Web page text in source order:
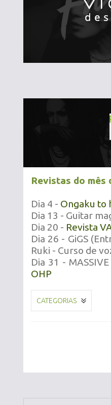
Revistas do mês
Dia 4 - Ongaku to
Dia 13 - Guitar
Dia 20 - Revista
Dia 26 - GiGS
Ruki - Curso de
Dia 31 -
OHP
CATEGORIAS